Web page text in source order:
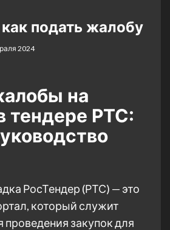
подать жалобу
2024
на
тендере РТС:
РосТендер (РТС) — это
который служит
закупок для